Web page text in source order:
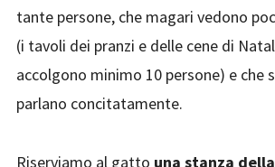
tante persone, che magari vedono
(i tavoli dei pranzi e delle cene di
accolgono minimo 10 persone) e che
parlano concitatamente.
Riserviamo al gatto una stanza